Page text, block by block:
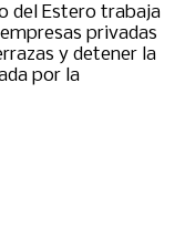
del Estero trabaja
privadas
y detener la
por la